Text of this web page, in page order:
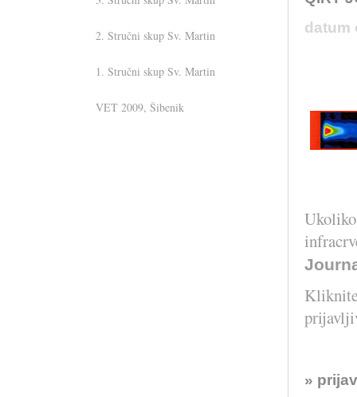
Evo nas normalno ......
2. Stručni skup Sv. Martin
1. Stručni skup Sv. Martin
VET 2009, Šibenik
datum
»